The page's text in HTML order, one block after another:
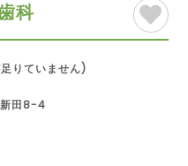
科
りていません)
田8-4